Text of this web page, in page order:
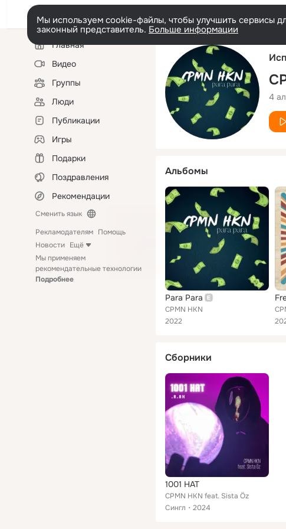
Мы используем cookie-файлы, чтобы улучшить сервисы
законный представитель. Больше информации
Левая
колонкаГлавная
Видео
Группы
Люди
Публикации
Игры
Подарки
Поздравления
Рекомендации
Сменить язык
Рекламодателям Помощь
Новости Ещё
Мы применяем
рекомендательные технологии
Подробнее
4
Альбомы
Para Para
CPMN HKN
2022
Сборники
1001 HAT
CPMN HKN feat. Sista Öz
Сингл
2024